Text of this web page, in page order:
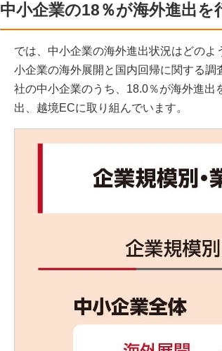
中小企業の18％が海外進出を
では、中小企業の海外進出状況はどの
小企業の海外展開と国内回帰に関する
社の中小企業のうち、18.0％が海外進
出、越境ECに取り組んでいます。